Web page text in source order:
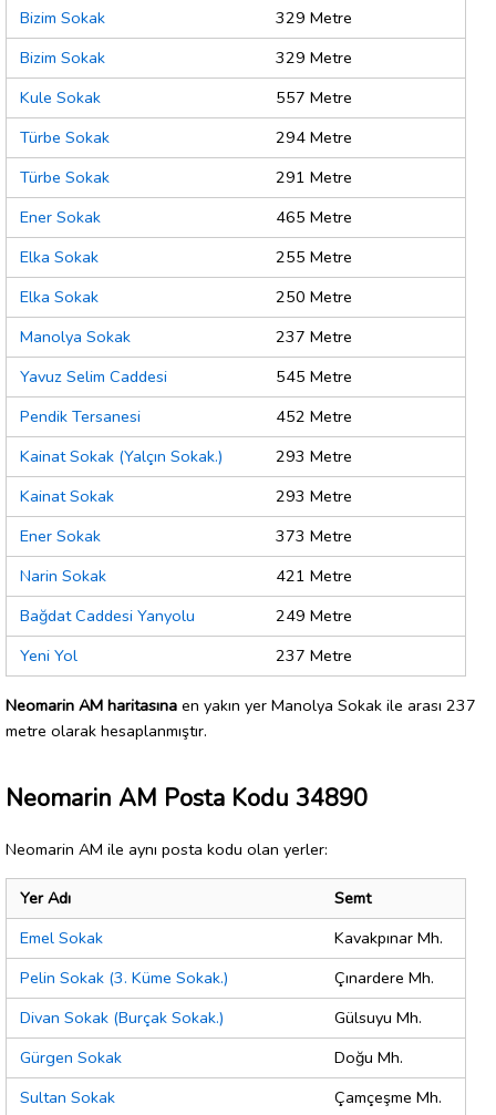
Bizim Sokak
329 Metre
Bizim Sokak
329 Metre
Kule Sokak
557 Metre
Türbe Sokak
294 Metre
Türbe Sokak
291 Metre
Ener Sokak
465 Metre
Elka Sokak
255 Metre
Elka Sokak
250 Metre
Manolya Sokak
237 Metre
Yavuz Selim Caddesi
545 Metre
Pendik Tersanesi
452 Metre
Kainat Sokak (Yalçın Sokak.)
293 Metre
Kainat Sokak
293 Metre
Ener Sokak
373 Metre
Narin Sokak
421 Metre
Bağdat Caddesi Yanyolu
249 Metre
Yeni Yol
237 Metre
Neomarin AM haritasına en yakın yer Manolya Sokak ile arası 237
metre olarak hesaplanmıştır.
Neomarin AM Posta Kodu 34890
Neomarin AM ile aynı posta kodu olan yerler:
Yer Adı
Semt
Emel Sokak
Kavakpınar Mh.
Pelin Sokak (3. Küme Sokak.)
Çınardere Mh.
Divan Sokak (Burçak Sokak.)
Gülsuyu Mh.
Gürgen Sokak
Doğu Mh.
Sultan Sokak
Çamçeşme Mh.